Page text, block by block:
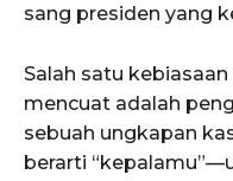
sang presiden yang
Salah satu
mencuat adalah
sebuah ungkapan
berarti